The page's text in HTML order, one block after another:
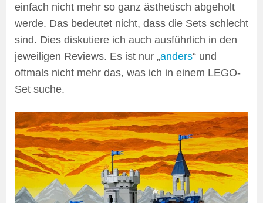
einfach nicht mehr so ganz ästhetisch abgeholt
werde. Das bedeutet nicht, dass die Sets schlecht
sind. Dies diskutiere ich auch ausführlich in den
jeweiligen Reviews. Es ist nur „anders“ und
oftmals nicht mehr das, was ich in einem LEGO-
Set suche.